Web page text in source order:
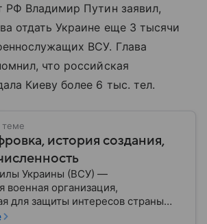
РФ Владимир Путин заявил,
отдать Украине еще 3 тысячи
ВСУ. Глава
что российская
Киеву более 6 тыс. тел.
теме
история создания,
Украины (ВСУ) —
военная организация,
для защиты интересов страны
создана после